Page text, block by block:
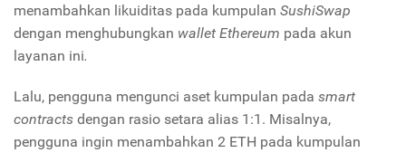
menambahkan likuiditas pada kumpulan SushiSwap
dengan menghubungkan wallet Ethereum pada akun
layanan ini.
Lalu, pengguna mengunci aset kumpulan pada smart
contracts dengan rasio setara alias 1:1. Misalnya,
pengguna ingin menambahkan 2 ETH pada kumpulan